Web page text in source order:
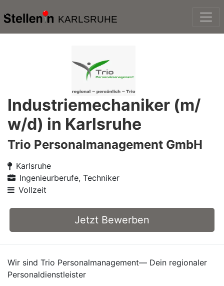
KARLSRUHE
Industriemechaniker (m/
w/d) in Karlsruhe
Trio Personalmanagement GmbH
Karlsruhe
Ingenieurberufe, Techniker
Vollzeit
Jetzt Bewerben
Wir sind Trio Personalmanagement— Dein regionaler
Personaldienstleister